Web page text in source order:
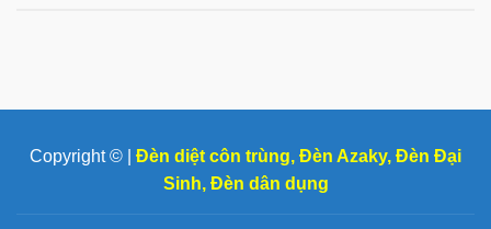
Copyright © | Đèn diệt côn trùng, Đèn Azaky, Đèn Đại
Sinh, Đèn dân dụng